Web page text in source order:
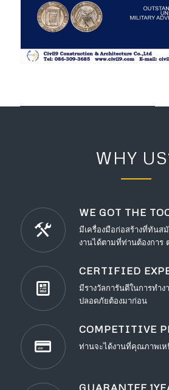
WHY
WE GOT THE
มีเครื่องมือก่อสร้างที่ทันส
งานได้ตามที่ท่านต้องการ
CERTIFIED
มีรางวัลการันตีในการทำ
ปลอดภัยต้องมาก่อน
COMPETITIVE
ท่านจะได้งานที่คุณภาพเห